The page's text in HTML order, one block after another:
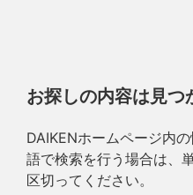
お探しの内容は見つ
DAIKENホームページ内
語で検索を行う場合は、
区切ってください。